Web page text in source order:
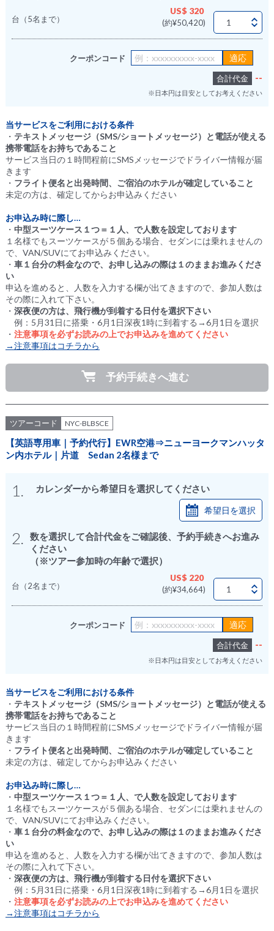
台（5名まで）
US$ 320
(約¥50,420)
クーポンコード
合計代金 --
※日本円は目安としてお考えください
当サービスをご利用における条件
・ テキストメッセージ（SMS/ショートメッセージ）と電話が使える
携帯電話をお持ちであること
サービス当日の１時間程前にSMSメッセージでドライバー情報が届
きます
・ フライト便名と出発時間、ご宿泊のホテルが確定していること
未定の方は、確定してからお申込みください
お申込み時に際し…
・ 中型スーツケース１つ＝１人、で人数を設定しております
１名様でもスーツケースが５個ある場合、セダンには乗れませんの
で、VAN/SUVにてお申込みください。
・ 車１台分の料金なので、お申し込みの際は１のままお進みくださ
い
申込を進めると、人数を入力する欄が出てきますので、参加人数は
その際に入れて下さい。
・ 深夜便の方は、飛行機が到着する日付を選択下さい
例：5月31日に搭乗・6月1日深夜1時に到着する→6月1日を選択
・ 注意事項を必ずお読みの上でお申込みを進めてください
→注意事項はコチラから
予約手続きへ進む
ツアーコード NYC-BLBSCE
【英語専用車｜予約代行】EWR空港⇒ニューヨークマンハッタ
ン内ホテル｜片道 Sedan 2名様まで
1. カレンダーから希望日を選択してください
希望日を選択
2.
数を選択して合計代金をご確認後、予約手続きへお進み
ください
（※ツアー参加時の年齢で選択）
台（2名まで）
US$ 220
(約¥34,664)
クーポンコード
合計代金 --
※日本円は目安としてお考えください
当サービスをご利用における条件
・ テキストメッセージ（SMS/ショートメッセージ）と電話が使える
携帯電話をお持ちであること
サービス当日の１時間程前にSMSメッセージでドライバー情報が届
きます
・ フライト便名と出発時間、ご宿泊のホテルが確定していること
未定の方は、確定してからお申込みください
お申込み時に際し…
・ 中型スーツケース１つ＝１人、で人数を設定しております
１名様でもスーツケースが５個ある場合、セダンには乗れませんの
で、VAN/SUVにてお申込みください。
・ 車１台分の料金なので、お申し込みの際は１のままお進みくださ
い
申込を進めると、人数を入力する欄が出てきますので、参加人数は
その際に入れて下さい。
・ 深夜便の方は、飛行機が到着する日付を選択下さい
例：5月31日に搭乗・6月1日深夜1時に到着する→6月1日を選択
・ 注意事項を必ずお読みの上でお申込みを進めてください
→注意事項はコチラから